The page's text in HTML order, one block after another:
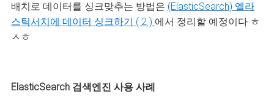
배치로 데이터를 싱크맞추는 방법은 (ElasticSearch) 엘라
스틱서치에 데이터 싱크하기 ( 2 ) 에서 정리할 예정이다 ㅎ
ㅅㅎ
ElasticSearch 검색엔진 사용 사례